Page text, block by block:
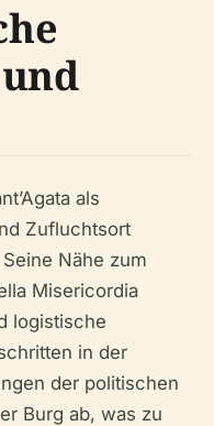
als
Zufluchtsort
Nähe zum
Misericordia
logistische
in der
der politischen
Burg ab, was zu